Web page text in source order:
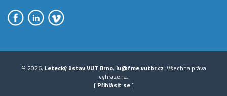
© 2026, Letecký ústav VUT Brno, lu@fme.vutbr.cz. Všechna práva
vyhrazena.
[ Přihlásit se]